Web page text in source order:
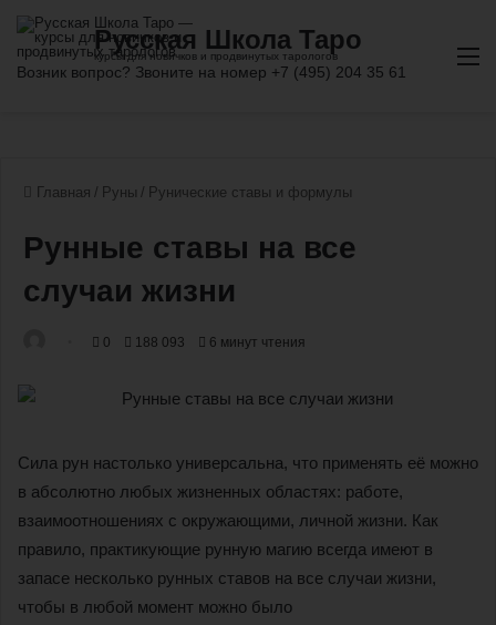
Главная / Руны / Рунические ставы и формулы
Рунные ставы на все
случаи жизни
0 188 093 6 минут чтения
Сила рун настолько универсальна, что применять её можно
в абсолютно любых жизненных областях: работе,
взаимоотношениях с окружающими, личной жизни. Как
правило, практикующие рунную магию всегда имеют в
запасе несколько рунных ставов на все случаи жизни,
чтобы в любой момент можно было